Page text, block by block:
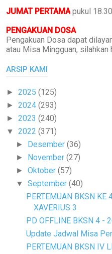
JUMAT PERTAMA pukul
PENGAKUAN DOSA
Pengakuan Dosa dapat
atau Misa Mingguan, silahkan
ARSIP KAMI
► 2025 (125)
► 2024 (293)
► 2023 (240)
▼ 2022 (371)
► Desember(36)
► November(27)
►Oktober(57)
▼September(40)
PERTEMUAN BKSN KE
XAVERIUS 3
PD OFFLINE BKSN 4 -
Update Jadwal Misa
PERTEMUAN BKSN IV